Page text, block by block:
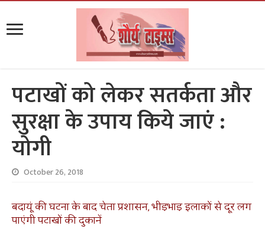
पटाखों को लेकर सतर्कता और
सुरक्षा के उपाय किये जाएं :
योगी
October 26, 2018
बदायूं की घटना के बाद चेता प्रशासन, भीड़भाड़ इलाकों से दूर लग
पाएंगी पटाखों की दुकानें